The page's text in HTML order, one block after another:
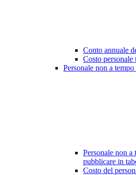
Conto annuale
Costo
Personale non a
Personale non a
pubblicare in
Costo del